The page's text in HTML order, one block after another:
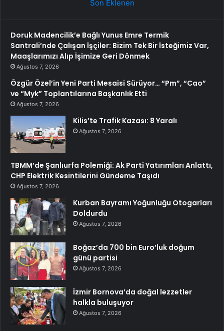
Son Eklenen
Doruk Madencilik’e Bağlı Yunus Emre Termik
Santrali’nde Çalışan İşçiler: Bizim Tek Bir İsteğimiz Var,
Maaşlarımızı Alıp İşimize Geri Dönmek
Ağustos 7, 2026
Özgür Özel’in Yeni Parti Mesaisi Sürüyor… “Pm”, “Cao”
ve “Myk” Toplantılarına Başkanlık Etti
Ağustos 7, 2026
Kilis’te Trafik Kazası: 8 Yaralı
Ağustos 7, 2026
TBMM’de Şanlıurfa Polemiği: Ak Parti Yatırımları Anlattı,
CHP Elektrik Kesintilerini Gündeme Taşıdı
Ağustos 7, 2026
Kurban Bayramı Yoğunluğu Otogarları
Doldurdu
Ağustos 7, 2026
Boğaz’da 700 bin Euro’luk doğum
günü partisi
Ağustos 7, 2026
İzmir Bornova’da doğal lezzetler
halkla buluşuyor
Ağustos 7, 2026